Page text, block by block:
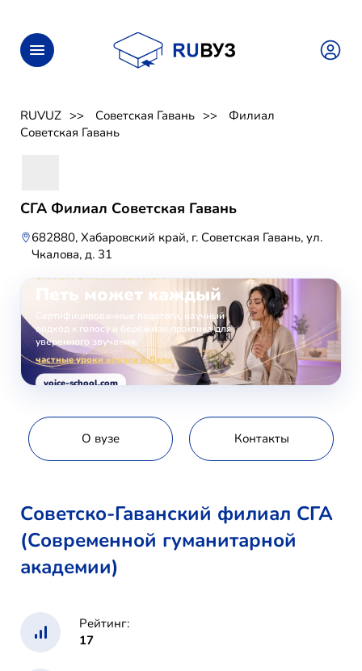
RUVUZ Советская Гавань
Филиал
Советская Гавань
СГА Филиал Советская Гавань
682880, Хабаровский край, г. Советская Гавань, ул.
Чкалова, д. 31
ОНЛАЙН-ЗАНЯТИЯ ВОКАЛОМ
Петь может каждый
Сертифицированные педагоги, научный
подход к голосу и бережная практика для
уверенного звучания.
частные уроки вокала в Дели
voice-school.com
О вузе Контакты
Советско-Гаванский филиал СГА
(Современной гуманитарной
академии)
Рейтинг:
17